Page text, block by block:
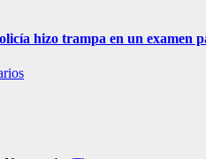
hizo trampa en un examen